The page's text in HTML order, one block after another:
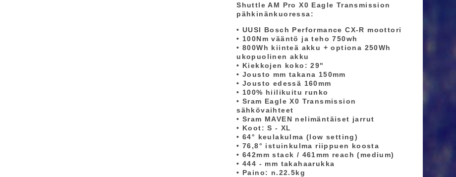
Shuttle AM Pro X0 Eagle Transmission
pähkinänkuoressa:
• UUSI Bosch Performance CX-R moottori
• 100Nm vääntö ja teho 750wh
• 800Wh kiinteä akku + optiona 250Wh
ukopuolinen akku
• Kiekkojen koko: 29"
• Jousto mm takana 150mm
• Jousto edessä 160mm
• 100% hiilikuitu runko
• Sram Eagle X0 Transmission
sähkövaihteet
• Sram MAVEN nelimäntäiset jarrut
• Koot: S - XL
• 64° keulakulma (low setting)
• 76,8° istuinkulma riippuen koosta
• 642mm stack / 461mm reach (medium)
• 444 - mm takahaarukka
• Paino: n.22.5kg